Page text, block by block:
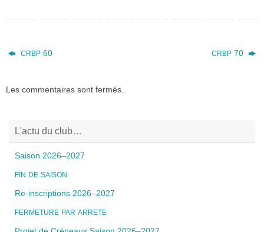
CRBP 60 CRBP70
Les commentaires sont fermés.
L'actu du club…
Saison 2026–2027
FIN DE SAISON
Re-inscriptions 2026–2027
FERMETURE PAR ARRETE